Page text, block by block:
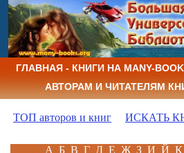
ГЛАВНАЯ - КНИГИ НА MANY-
АВТОРАМ И ЧИТАТЕЛЯМ
ТОП авторов и книг ИСКАТЬ
А Б В Г Д Е Ж З И Й К